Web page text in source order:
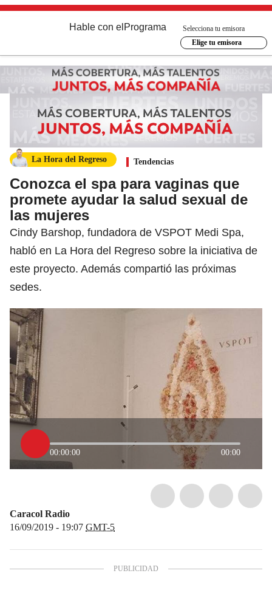
Hable con el Programa
Selecciona tu emisora
Elige tu emisora
La Hora del Regreso Tendencias
Conozca el spa para vaginas que
promete ayudar la salud sexual de
las mujeres
Cindy Barshop, fundadora de VSPOT Medi Spa,
habló en La Hora del Regreso sobre la iniciativa de
este proyecto. Además compartió las próximas
sedes.
00:00:00 00:00
Caracol Radio
16/09/2019 - 19:07 GMT-5